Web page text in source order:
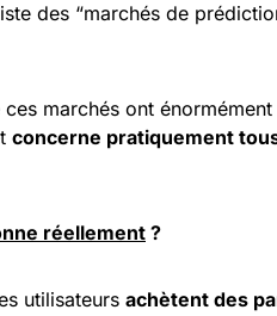
des “marchés de
marchés ont
concerne pratiquement
réellement ?
utilisateurs achètent des